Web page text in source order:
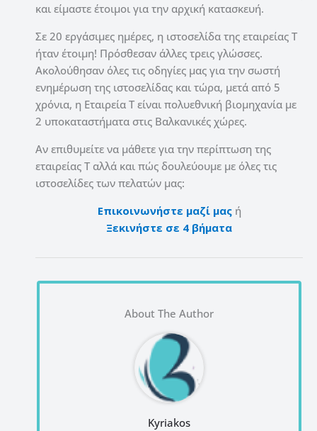
και είμαστε έτοιμοι για την αρχική κατασκευή.
Σε 20 εργάσιμες ημέρες, η ιστοσελίδα της εταιρείας Τ
ήταν έτοιμη! Πρόσθεσαν άλλες τρεις γλώσσες.
Ακολούθησαν όλες τις οδηγίες μας για την σωστή
ενημέρωση της ιστοσελίδας και τώρα, μετά από 5
χρόνια, η Εταιρεία Τ είναι πολυεθνική βιομηχανία με
2 υποκαταστήματα στις Βαλκανικές χώρες.
Αν επιθυμείτε να μάθετε για την περίπτωση της
εταιρείας Τ αλλά και πώς δουλεύουμε με όλες τις
ιστοσελίδες των πελατών μας:
Επικοινωνήστε μαζί μαςή
Ξεκινήστε σε 4 βήματα
About The Author
Kyriakos